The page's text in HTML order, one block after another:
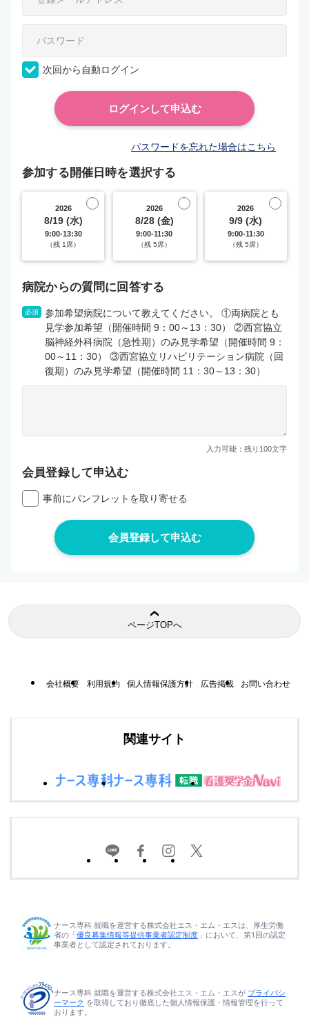
次回から自動ログイン
パスワードを忘れた場合はこちら
参加する開催日時を選択する
2026
8/19 (水)
9:00-13:30
（残 1席）
2026
8/28 (金)
9:00-11:30
（残 5席）
2026
9/9 (水)
9:00-11:30
（残 5席）
病院からの質問に回答する
必須
参加希望病院について教えてください。 ①両病院とも
見学参加希望（開催時間 9：00～13：30） ②西宮協立
脳神経外科病院（急性期）のみ見学希望（開催時間 9：
00～11：30） ③西宮協立リハビリテーション病院（回
復期）のみ見学希望（開催時間 11：30～13：30）
入力可能：残り 100文字
会員登録して申込む
事前にパンフレットを取り寄せる
ページTOPへ